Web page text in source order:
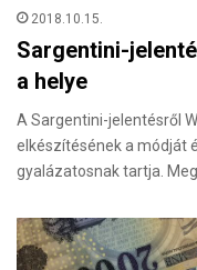
2018.10.15.
Sargentini-
a helye
A Sargentini-jelentésről
elkészítésének a módját
gyalázatosnak tartja.